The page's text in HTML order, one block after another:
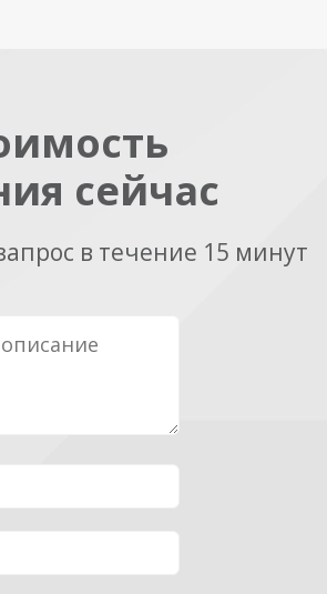
сейчас
в течение 15 минут